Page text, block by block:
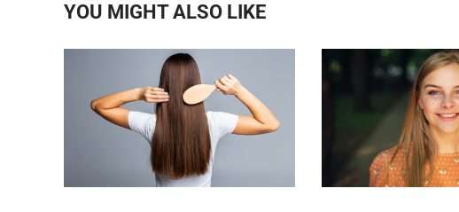
YOU MIGHT ALSO LIKE